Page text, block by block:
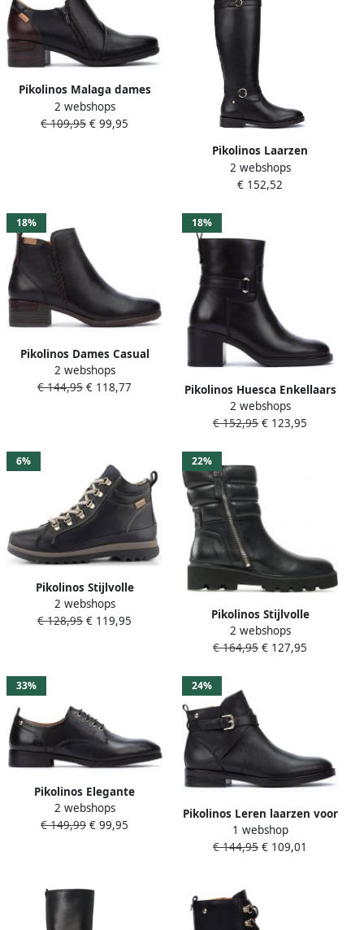
Pikolinos Malaga dames
pump Zwart
2 webshops
€ 109,95 € 99,95
Pikolinos Laarzen
PUERTOLLANO W3C 000-
BLACK PUERTOLLANO W3C
2 webshops
€ 152,52
18%
Pikolinos Dames Casual
Zwarte Leren Enkellaars
Black Dames
2 webshops
€ 144,95 € 118,77
18%
Pikolinos Huesca Enkellaars
voor dames Black Dames
2 webshops
€ 152,95 € 123,95
6%
Pikolinos Stijlvolle
Dameslaarzen Black Dames
2 webshops
€ 128,95 € 119,95
22%
Pikolinos Stijlvolle
Salamanca Enkellaarsjes
voor Dames Black Dames
2 webshops
€ 164,95 € 127,95
33%
Pikolinos Elegante
veterschoenen voor dames
Black Dames
2 webshops
€ 149,99 € 99,95
24%
Pikolinos Leren laarzen voor
vrouwen Puertollano
1 webshop
€ 144,95 € 109,01